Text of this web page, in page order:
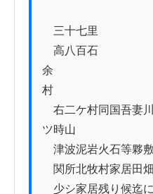
ゟ三十七里
高八百石
余　　　　　　　　
村
右二ケ村同国吾妻
ツ時山
津波泥岩火石等夥
関所北牧村家居田
少シ家居残り候迄